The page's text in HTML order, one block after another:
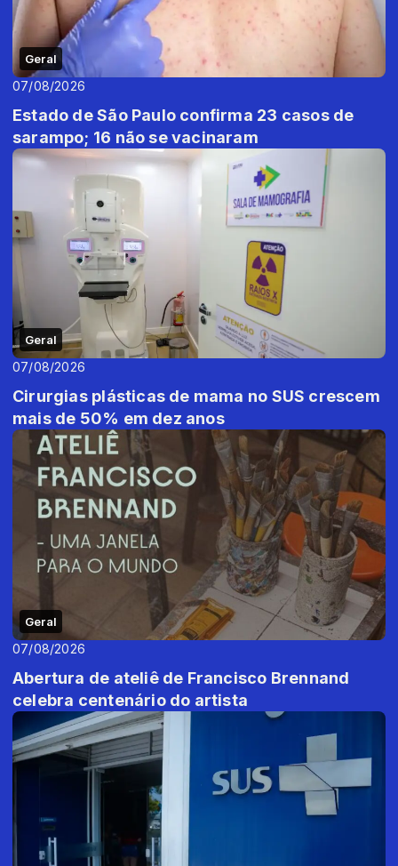
Geral
07/08/2026
Estado de São Paulo confirma 23 casos de
sarampo; 16 não se vacinaram
Geral
07/08/2026
Cirurgias plásticas de mama no SUS crescem
mais de 50% em dez anos
Geral
07/08/2026
Abertura de ateliê de Francisco Brennand
celebra centenário do artista